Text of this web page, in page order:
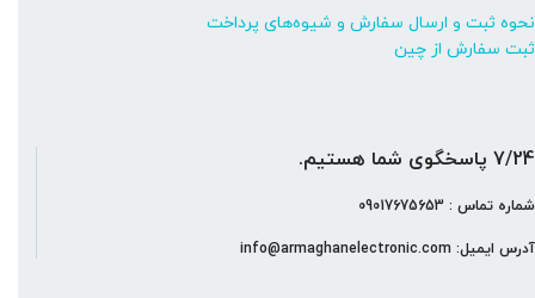
نحوه ثبت و ارسال سفارش و شیوه‌های پرداخت
ثبت سفارش از چین
7/24 پاسخگوی شما هستیم.
شماره تماس : 09017675653
آدرس ایمیل: info@armaghanelectronic.com